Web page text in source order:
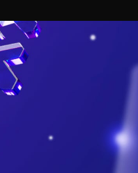
REPLAY